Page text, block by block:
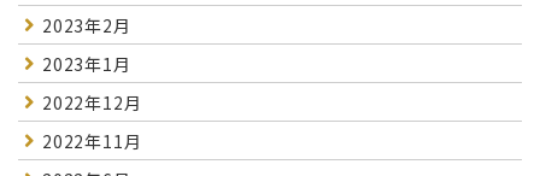
2023年2月
2023年1月
2022年12月
2022年11月